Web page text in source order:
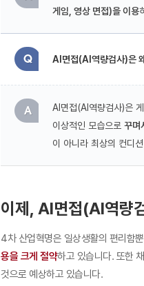
게임, 영상 면접)을 이용
AI면접(AI역량검사)은
AI면접(AI역량검사)은
이상적인 모습으로 꾸며
이 아니라 최상의 컨디
이제, AI면접(AI역량
4차 산업혁명은 일상생활의 편리함
용을 크게 절약하고 있습니다. 또한
것으로 예상하고 있습니다.